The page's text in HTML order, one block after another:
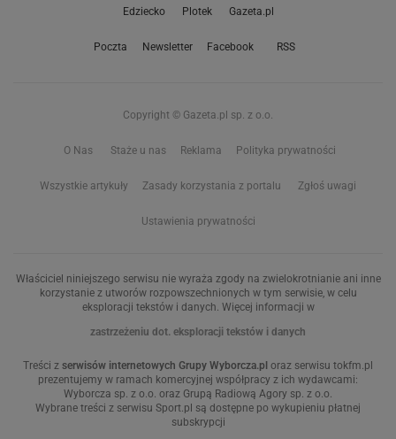
Edziecko Plotek Gazeta.pl
Poczta Newsletter Facebook RSS
Copyright © Gazeta.pl sp. z o.o.
O Nas Staże u nas Reklama Polityka prywatności
Wszystkie artykuły Zasady korzystania z portalu Zgłoś uwagi
Ustawienia prywatności
Właściciel niniejszego serwisu nie wyraża zgody na zwielokrotnianie ani inne
korzystanie z utworów rozpowszechnionych w tym serwisie, w celu
eksploracji tekstów i danych. Więcej informacji w
zastrzeżeniu dot. eksploracji tekstów i danych
Treści z serwisów internetowych Grupy Wyborcza.pl oraz serwisu tokfm.pl
prezentujemy w ramach komercyjnej współpracy z ich wydawcami:
Wyborcza sp. z o.o. oraz Grupą Radiową Agory sp. z o.o.
Wybrane treści z serwisu Sport.pl są dostępne po wykupieniu płatnej
subskrypcji